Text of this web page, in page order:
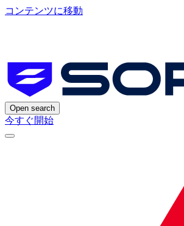
コンテンツに移動
Open search
今すぐ開始